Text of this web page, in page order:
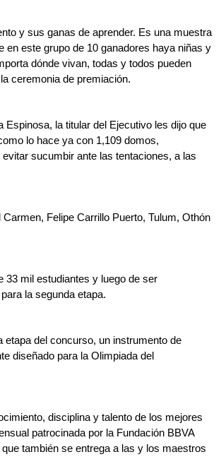
y sus ganas de aprender. Es una muestra
en este grupo de 10 ganadores haya niñas y
dónde vivan, todas y todos pueden
ceremonia de premiación.
Espinosa, la titular del Ejecutivo les dijo que
lo hace ya con 1,109 domos,
sucumbir ante las tentaciones, a las
Felipe Carrillo Puerto, Tulum, Othón
33 mil estudiantes y luego de ser
la segunda etapa.
etapa del concurso, un instrumento de
diseñado para la Olimpiada del
disciplina y talento de los mejores
patrocinada por la Fundación BBVA
también se entrega a las y los maestros